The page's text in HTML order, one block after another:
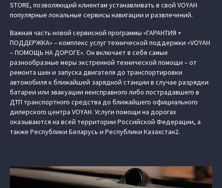
STORE, позволяющий клиентам устанавливать в свой VOYAH
популярные локальные сервисы навигации и развлечений.
Важная часть новой сервисной программы «ГАРАНТИЯ +
ПОДДЕРЖКА» – комплекс услуг технической поддержки «VOYAH
– ПОМОЩЬ НА ДОРОГЕ». Он включает в себя самые
разнообразные меры экстренной технической помощи – от
ремонта шин и запуска двигателя до транспортировки
автомобиля к ближайшей зарядной станции в случае разрядки
батареи или эвакуации неисправного либо пострадавшего в
ДТП транспортного средства до ближайшего официального
дилерского центра VOYAH. Услуги помощи на дорогах
оказываются на всей территории Российской Федерации, а
также Республики Беларусь и Республики Казахстан2.